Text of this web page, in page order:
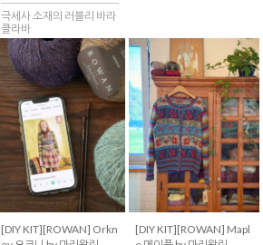
극세사 소재의 러블리 바라
클라바
[DIY KIT][ROWAN] Orkn
[DIY KIT][ROWAN] Mapl